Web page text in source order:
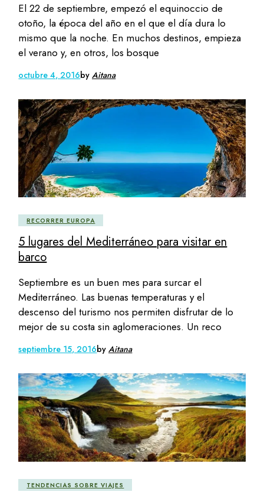
El 22 de septiembre, empezó el equinoccio de
otoño, la época del año en el que el día dura lo
mismo que la noche. En muchos destinos, empieza
el verano y, en otros, los bosque
octubre 4, 2016byAitana
RECORRER EUROPA
5 lugares del Mediterráneo para visitar en
barco
Septiembre es un buen mes para surcar el
Mediterráneo. Las buenas temperaturas y el
descenso del turismo nos permiten disfrutar de lo
mejor de su costa sin aglomeraciones. Un reco
septiembre 15, 2016byAitana
TENDENCIAS SOBRE VIAJES